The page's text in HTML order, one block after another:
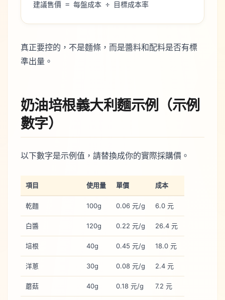
建議售價 = 每盤成本 ÷ 目標成本率
真正要控的，不是麵條，而是醬料和配料是否有標
準出量。
奶油培根義大利麵示例（示例
數字）
以下數字是示例值，請替換成你的實際採購價。
項目 使用量 單價 成本
乾麵 100g 0.06 元/g 6.0 元
白醬 120g 0.22 元/g 26.4 元
培根 40g 0.45 元/g 18.0 元
洋蔥 30g 0.08 元/g 2.4 元
蘑菇 40g 0.18 元/g 7.2 元